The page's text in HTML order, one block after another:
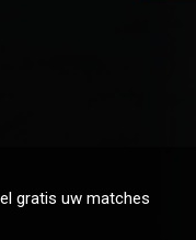
gratis uw matches